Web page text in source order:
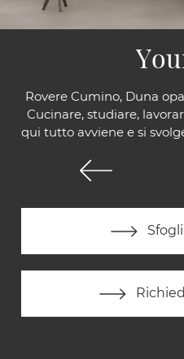
Rovere Cumino, Duna
Cucinare, studiare,
qui tutto avviene e si